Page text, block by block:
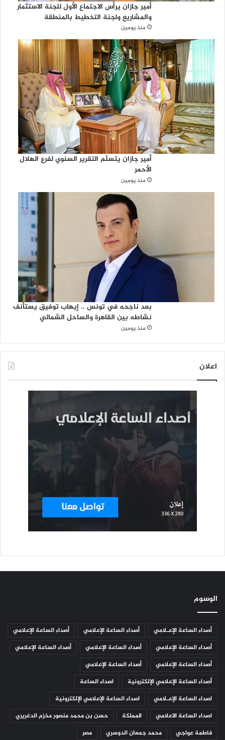
أمير جازان يرأس الاجتماع الأول للجنة الاستثمار
والمشاريع ولجنة التخطيط بالمنطقة
منذ يومين
أمير جازان يتسلّم التقرير السنوي لفرع الهلال
الأحمر
منذ يومين
بعد ناجحه في تونس .. إيهاب توفيق يستأنف
نشاطه بين القاهرة والساحل الشمالي
منذ يومين
اعلان
الوسوم
أصداء الساعة الإعـلامي أصداء الساعة الإعلامي
أصداء الساعة الإعلامي
أصداء الساعة الإعلامي
أصداء الساعة الإعلامي
أصداء الساعة الإعلامي
أصداء الساعة الإعلامي
أصداء الساعة الإعلامي
أصداء الساعة الإعلامي الإلكترونية
اصداء الساعة
اصداء الساعة الإعـلامي
اصداء الساعة الإعلامي الإلكترونية
اصداء الساعة الاعلامي
المملكة
حسن بن محمد منصور مخزم الدغريري
فاطمة عواجي
محمد جمعان الدوسري مصر